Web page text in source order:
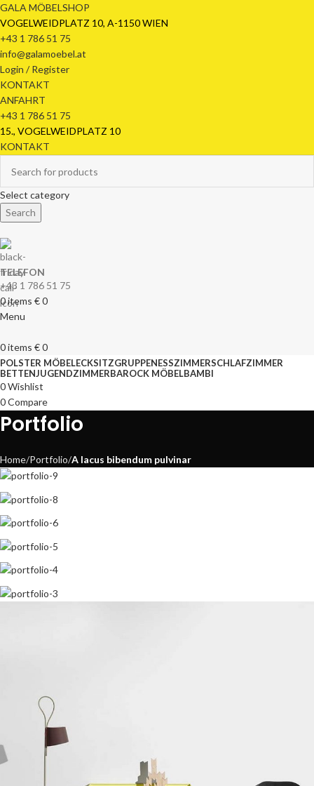
GALA MÖBELSHOP
VOGELWEIDPLATZ 10, A-1150 WIEN
+43 1 786 51 75
info@galamoebel.at
Login / Register
KONTAKT
ANFAHRT
+43 1 786 51 75
15., VOGELWEIDPLATZ 10
KONTAKT
Select category
Search
TELEFON
+43 1 786 51 75
0items €0
Menu
0items €0
POLSTER MÖBELECKSITZGRUPPENESSZIMMERSCHLAFZIMMER
BETTENJUGENDZIMMERBAROCK MÖBELBAMBI
0Wishlist
0Compare
Portfolio
Home Portfolio A lacus bibendum pulvinar